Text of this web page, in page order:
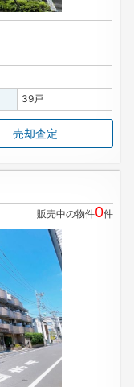
39戸
売却査定
販売中の物件0件